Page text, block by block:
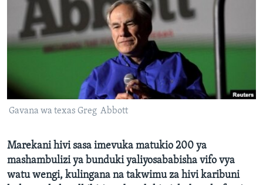
Gavana wa texas Greg Abbott
Marekani hivi sasa imevuka matukio 200 ya
mashambulizi ya bunduki yaliyosababisha vifo vya
watu wengi, kulingana na takwimu za hivi karibuni